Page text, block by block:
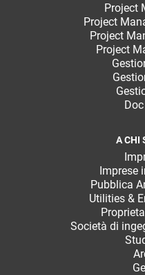
Project
Project
Project
Project
A CHI
Imprese
Pubblica
Utilities &
Società di